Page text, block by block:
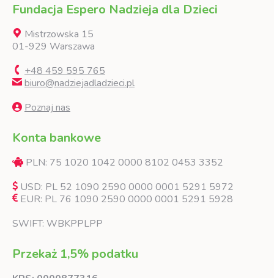
Fundacja Espero Nadzieja dla Dzieci
Mistrzowska 15
01-929 Warszawa
+48 459 595 765
biuro@nadziejadladzieci.pl
Poznaj nas
Konta bankowe
PLN: 75 1020 1042 0000 8102 0453 3352
USD: PL 52 1090 2590 0000 0001 5291 5972
EUR: PL 76 1090 2590 0000 0001 5291 5928
SWIFT: WBKPPLPP
Przekaż 1,5% podatku